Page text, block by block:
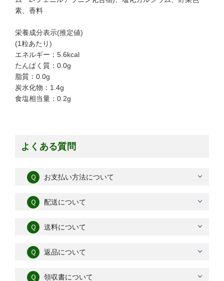
素、香料
栄養成分表示(推定値)
(1粒あたり)
エネルギー：5.6kcal
たんぱく質：0.0g
脂質：0.0g
炭水化物：1.4g
食塩相当量：0.2g
よくある質問
Ｑ お支払い方法について
Ｑ 配送について
Ｑ 送料について
Ｑ 返品について
Ｑ 領収書について